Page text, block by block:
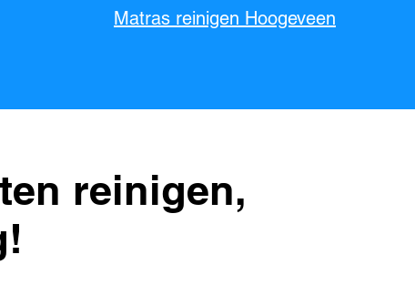
Matras reinigen Hoogeveen
reinigen,